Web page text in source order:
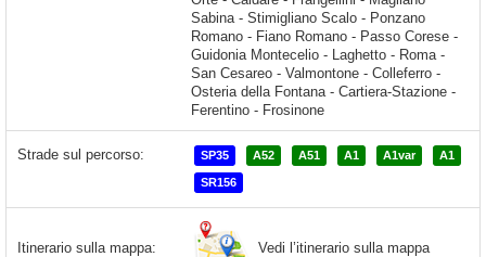
Strade sul percorso: SP35 A52 A51 A1 A1var A1
SR156
Itinerario sulla mappa: Vedi l’itinerario sulla mappa